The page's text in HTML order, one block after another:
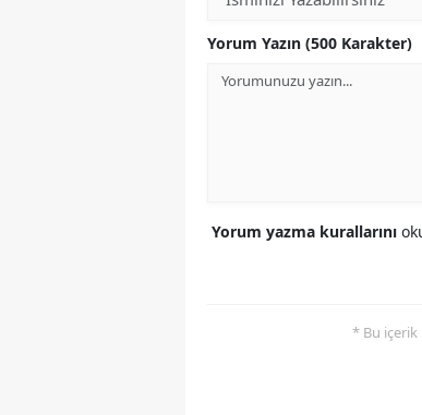
Yorum Yazın (500 Karakter)
Yorum yazma kurallarını
* Bu içerik